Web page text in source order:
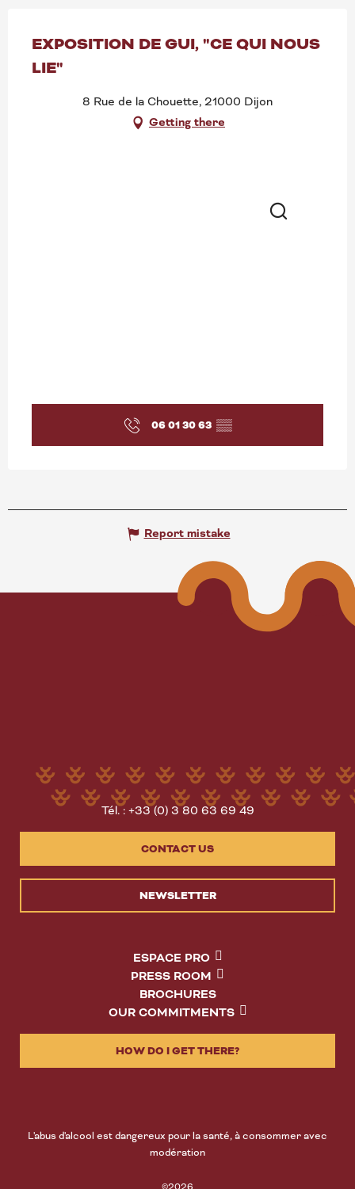
EXPOSITION DE GUI, "CE QUI NOUS
LIE"
8 Rue de la Chouette, 21000 Dijon
Getting there
06 01 30 63 ▒▒
Report mistake
Tél. : +33 (0) 3 80 63 69 49
CONTACT US
NEWSLETTER
ESPACE PRO
PRESS ROOM
BROCHURES
OUR COMMITMENTS
HOW DO I GET THERE?
L'abus d'alcool est dangereux pour la santé, à consommer avec
modération